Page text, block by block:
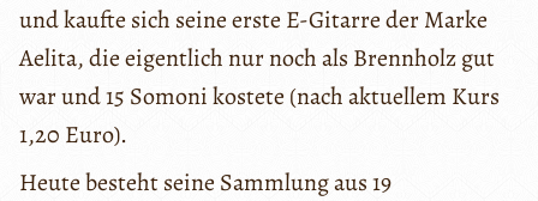
und kaufte sich seine erste E-Gitarre der Marke
Aelita, die eigentlich nur noch als Brennholz gut
war und 15 Somoni kostete (nach aktuellem Kurs
1,20 Euro).
Heute besteht seine Sammlung aus 19